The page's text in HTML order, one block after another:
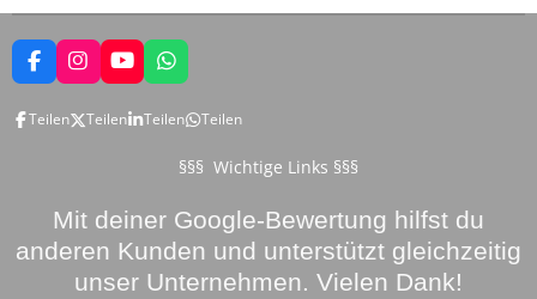
F
a
e
I
n
t
m
Y
o
u
T
W
h
t
Teilen Teilen Teilen Teilen
§§§ Wichtige Links §§§
Mit deiner Google-Bewertung hilfst du
anderen Kunden und unterstützt gleichzeitig
unser Unternehmen. Vielen Dank!